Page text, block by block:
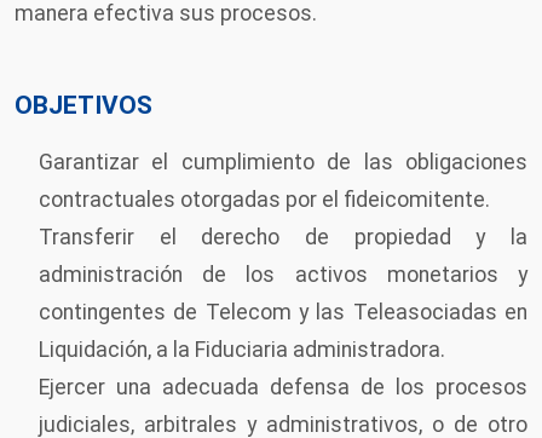
manera efectiva sus procesos.
OBJETIVOS
Garantizar el cumplimiento de las obligaciones
contractuales otorgadas por el fideicomitente.
Transferir el derecho de propiedad y la
administración de los activos monetarios y
contingentes de Telecom y las Teleasociadas en
Liquidación, a la Fiduciaria administradora.
Ejercer una adecuada defensa de los procesos
judiciales, arbitrales y administrativos, o de otro